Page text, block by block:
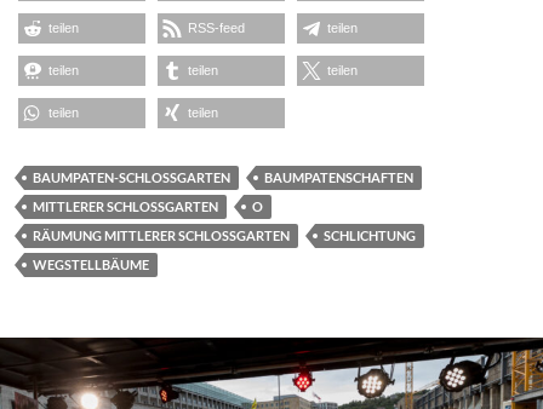
teilen RSS-feed teilen
teilen teilen teilen
teilen teilen
BAUMPATEN-SCHLOSSGARTEN
BAUMPATENSCHAFTEN
MITTLERER SCHLOSSGARTEN
O
RÄUMUNG MITTLERER SCHLOSSGARTEN
SCHLICHTUNG
WEGSTELLBÄUME